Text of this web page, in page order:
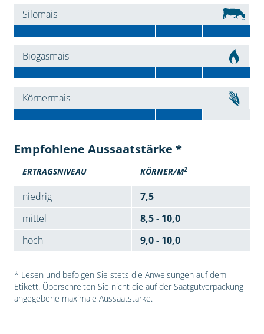
Silomais
Biogasmais
Körnermais
Empfohlene Aussaatstärke *
ERTRAGSNIVEAU KÖRNER/M2
niedrig
7,5
mittel
8,5 - 10,0
hoch
9,0 - 10,0
* Lesen und befolgen Sie stets die Anweisungen auf dem
Etikett. Überschreiten Sie nicht die auf der Saatgutverpackung
angegebene maximale Aussaatstärke.